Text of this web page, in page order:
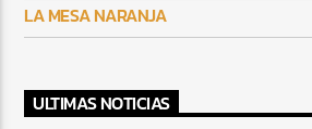
LA MESA NARANJA
ULTIMAS NOTICIAS